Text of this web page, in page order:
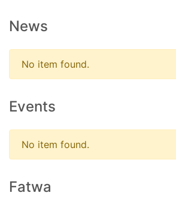
News
No item found.
Events
No item found.
Fatwa